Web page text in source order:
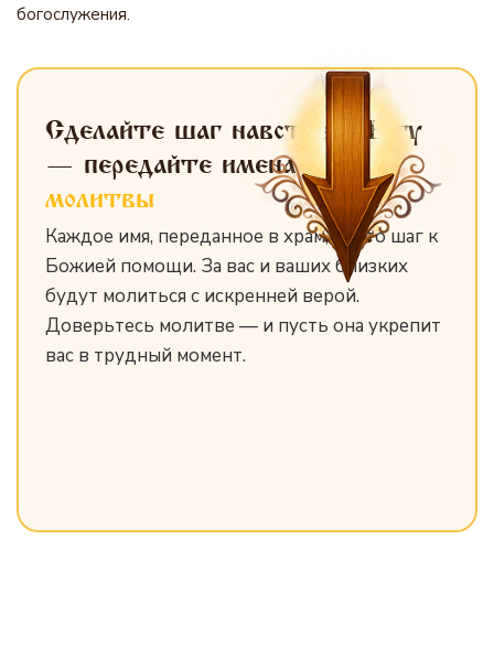
богослужения.
Сделайте шаг навстречу Богу
— передайте именадля
молитвы
Каждое имя, переданное в храм, — это шаг к
Божией помощи. За вас и ваших близких
будут молиться с искренней верой.
Доверьтесь молитве — и пусть она укрепит
вас в трудный момент.